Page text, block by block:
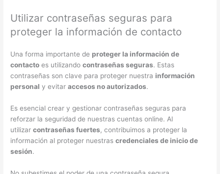
Utilizar contraseñas seguras para
proteger la información de contacto
Una forma importante de proteger la información de
contacto es utilizandocontraseñas seguras. Estas
contraseñas son clave para proteger nuestra información
personal y evitaraccesos no autorizados.
Es esencial crear y gestionar contraseñas seguras para
reforzar la seguridad de nuestras cuentas online. Al
utilizarcontraseñas fuertes, contribuimos a proteger la
información al proteger nuestrascredenciales de inicio de
sesión.